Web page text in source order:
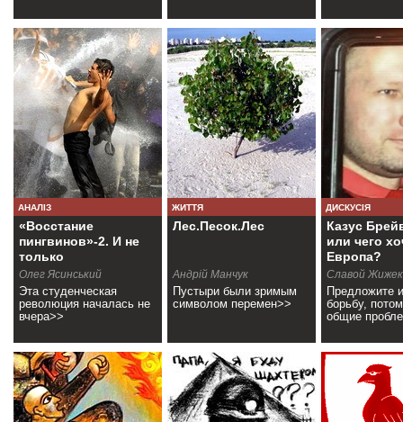
АНАЛІЗ
«Восстание
пингвинов»-2. И не
только
(+фоторепортаж)
Олег Ясинський
Эта студенческая
революция началась не
вчера>>
ЖИТТЯ
Лес.Песок.Лес
Андрій Манчук
Пустыри были зримым
символом перемен>>
ДИСКУСІЯ
Казус
или чего
Европа?
Славой Жижек
Предложите
борьбу,
общие